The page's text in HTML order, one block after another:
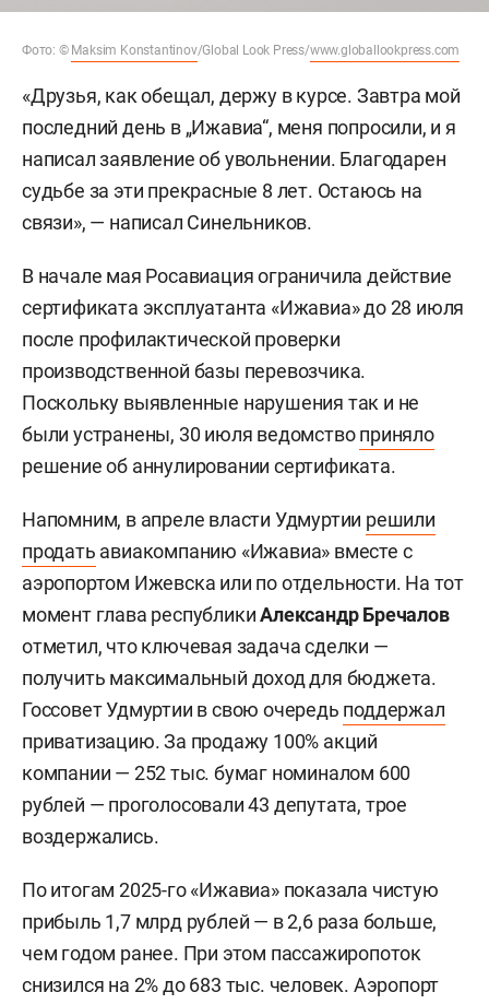
Фото: © Maksim Konstantinov/Global Look Press/www.globallookpress.com
«Друзья, как обещал, держу в курсе. Завтра мой
последний день в „Ижавиа“, меня попросили, и я
написал заявление об увольнении. Благодарен
судьбе за эти прекрасные 8 лет. Остаюсь на
связи», — написал Синельников.
В начале мая Росавиация ограничила действие
сертификата эксплуатанта «Ижавиа» до 28 июля
после профилактической проверки
производственной базы перевозчика.
Поскольку выявленные нарушения так и не
были устранены, 30 июля ведомствоприняло
решение об аннулировании сертификата.
Напомним, в апреле власти Удмуртии решили
продать авиакомпанию «Ижавиа» вместе с
аэропортом Ижевска или по отдельности. На тот
момент глава республикиАлександр Бречалов
отметил, что ключевая задача сделки —
получить максимальный доход для бюджета.
Госсовет Удмуртии в свою очередь поддержал
приватизацию. За продажу 100% акций
компании — 252 тыс. бумаг номиналом 600
рублей — проголосовали 43 депутата, трое
воздержались.
По итогам 2025-го «Ижавиа» показала чистую
прибыль 1,7 млрд рублей — в 2,6 раза больше,
чем годом ранее. При этом пассажиропоток
снизился на 2% до 683 тыс. человек. Аэропорт